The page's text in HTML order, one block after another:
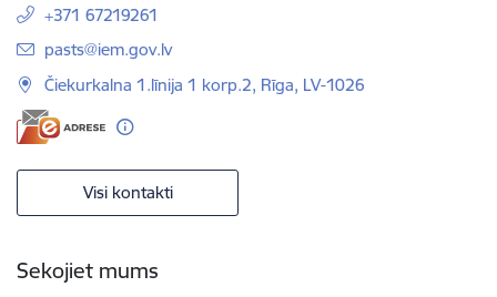
+371 67219261
E-pasts:
pasts@iem.gov.lv
Čiekurkalna 1.līnija 1 korp.2, Rīga, LV-1026
Visi kontakti
Sekojiet mums